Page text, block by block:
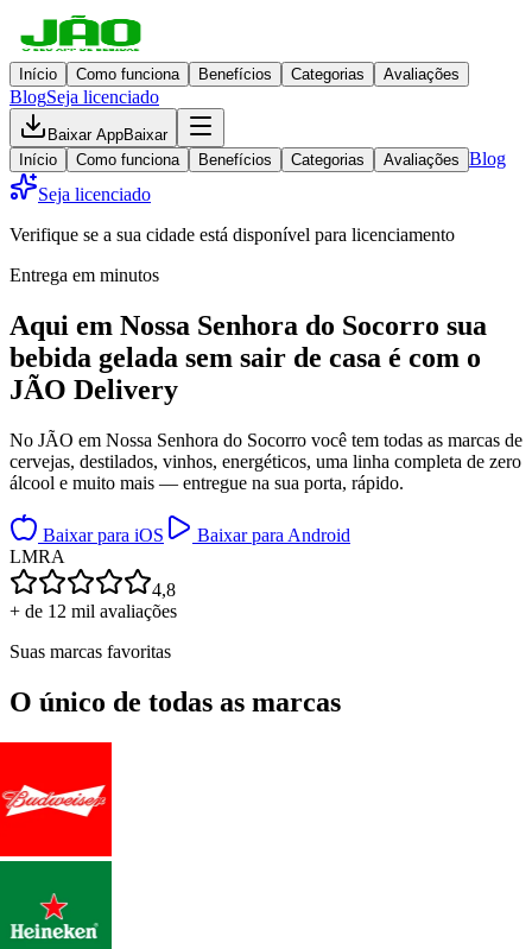
Início Como funciona Benefícios Categorias Avaliações
BlogSeja licenciado
Baixar AppBaixar
Início
Como funciona Benefícios Categorias Avaliações Blog
Seja licenciado
Verifique se a sua cidade está disponível para licenciamento
Entrega em minutos
Aqui em Nossa Senhora do Socorro sua
bebida gelada sem sair de casa é com o
JÃO Delivery
No JÃO em Nossa Senhora do Socorro você tem todas as marcas de
cervejas, destilados, vinhos, energéticos, uma linha completa de zero
álcool e muito mais — entregue na sua porta, rápido.
Baixar para iOS
Baixar para Android
LMRA
4,8
+ de 12 mil avaliações
Suas marcas favoritas
O único de todas as marcas